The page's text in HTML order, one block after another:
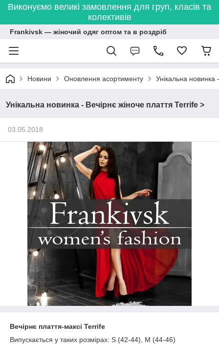
Виконуємо великі замовлення для груп, класів та
колективів
Frankivsk — жіночий одяг оптом та в роздріб
Новини Оновлення асортименту Унікальна новинка
Унікальна новинка - Вечірнє жіноче плаття Terrife >
03.05.2018
Вечірнє плаття-максі Terrife
Випускається у таких розмірах: S (42-44), M (44-46)